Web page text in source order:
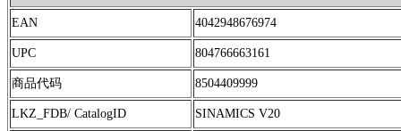
EAN 4042948676974
UPC 804766663161
商品代码 8504409999
LKZ_FDB/ CatalogID SINAMICS V20